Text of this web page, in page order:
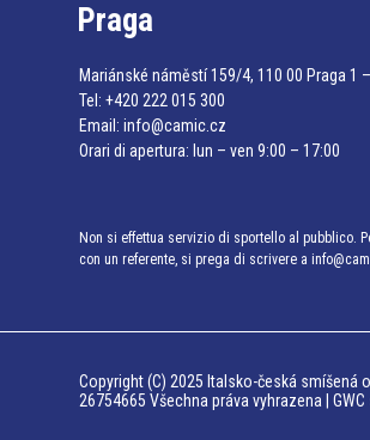
Praga
Mariánské náměstí 159/4, 110 00 Praga 1
Tel: +420 222 015 300
Email: info@camic.cz
Orari di apertura: lun – ven 9:00 – 17:00
Non si effettua servizio di sportello al pubblico.
con un referente, si prega di scrivere a
Copyright (C) 2025 Italsko-česká smíšená
26754665 Všechna práva vyhrazena | GWC